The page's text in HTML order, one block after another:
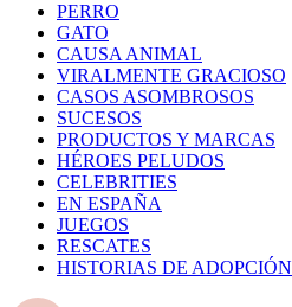
PERRO
GATO
CAUSA ANIMAL
VIRALMENTE GRACIOSO
CASOS ASOMBROSOS
SUCESOS
PRODUCTOS Y MARCAS
HÉROES PELUDOS
CELEBRITIES
EN ESPAÑA
JUEGOS
RESCATES
HISTORIAS DE ADOPCIÓN